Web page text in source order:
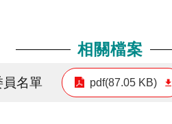
相關檔案
名單 pdf(87.05 KB)